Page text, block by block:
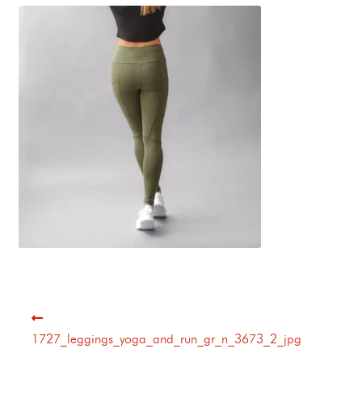
1727_leggings_yoga_and_run_gr_n_3673_2_jpg